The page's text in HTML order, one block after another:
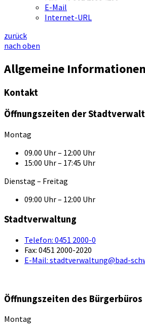
E-Mail
Internet-URL
zurück
nach oben
Allgemeine Informationen
Kontakt
Öffnungszeiten der
Montag
09.00 Uhr – 12:00 Uhr
15:00 Uhr – 17:45 Uhr
Dienstag – Freitag
09:00 Uhr – 12:00 Uhr
Stadtverwaltung
Telefon: 0451 2000-0
Fax: 0451 2000-2020
E-Mail: stadtverwaltung@bad-
Öffnungszeiten des Bürgerbüros
Montag